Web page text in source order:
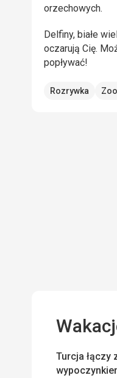
orzechowych.
Delfiny, białe
oczarują Cię.
popływać!
Rozrywka
Turcja łączy